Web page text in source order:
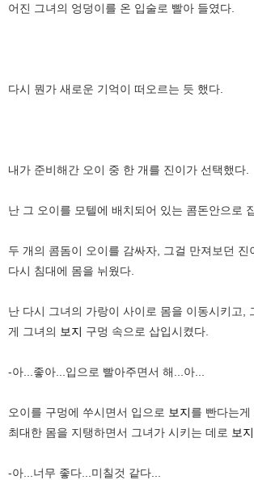
어진 그녀의 엉덩이를 온 입술로 빨아 들였다.
다시 뭔가 새로운 기억이 떠오르는 듯 했다.
내가 준비해간 오이 중 한 개를 진이가 선택했다.
난 그 오이를 모텔에 배치되어 있는 콤돈안으로
두 개의 콤돔이 오이를 감싸자, 그걸 만져보던 진
다시 침대에 몸을 뉘웠다.
난 다시 그녀의 가랑이 사이로 몸을 이동시키고,
게 그녀의 보지 구멍 속으로 삽입시켰다.
-아...좋아...입으로 빨아주면서 해...아...
오이를 구멍에 쑤시면서 입으로 보지를 빤다는
최대한 몸을 지탱하면서 그녀가 시키는 데로 보지
-아...너무 좋다...미칠것 같다...